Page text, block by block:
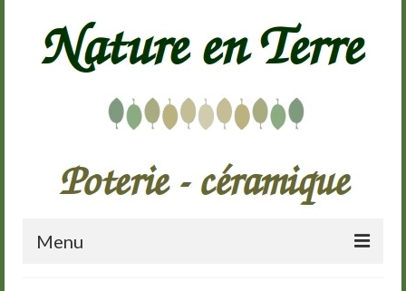
Menu